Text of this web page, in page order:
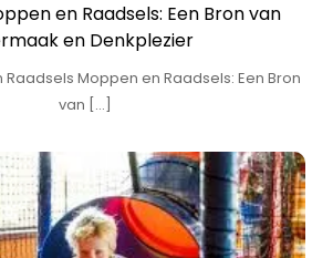
en Raadsels: Een Bron van
en Denkplezier
Moppen en Raadsels: Een Bron
van […]